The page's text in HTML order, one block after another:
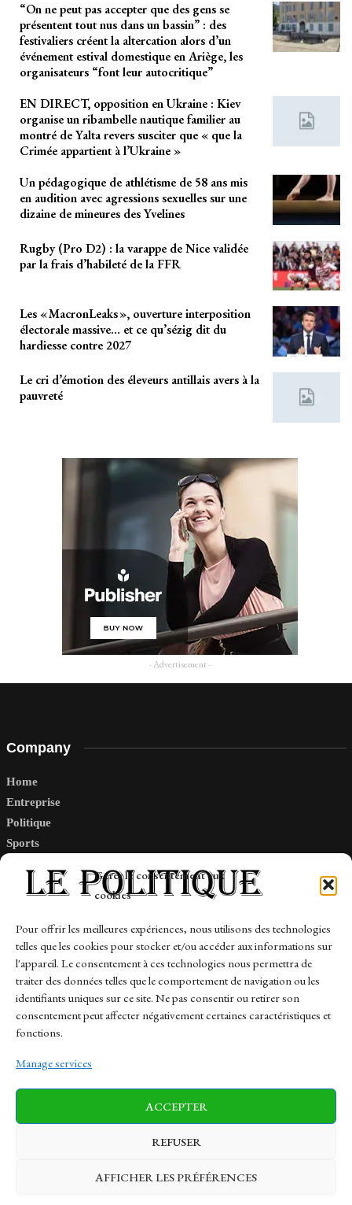
Gérer le consentement aux
cookies
Pour offrir les meilleures expériences, nous utilisons des technologies
telles que les cookies pour stocker et/ou accéder aux informations sur
l'appareil. Le consentement à ces technologies nous permettra de
traiter des données telles que le comportement de navigation ou les
identifiants uniques sur ce site. Ne pas consentir ou retirer son
consentement peut affecter négativement certaines caractéristiques et
fonctions.
Manage services
ACCEPTER
REFUSER
AFFICHER LES PRÉFÉRENCES
“On ne peut pas accepter que des gens se
présentent tout nus dans un bassin” : des
festivaliers créent la altercation alors d’un
événement estival domestique en Ariège, les
organisateurs “font leur autocritique”
EN DIRECT, opposition en Ukraine : Kiev
organise un ribambelle nautique familier au
montré de Yalta revers susciter que « que la
Crimée appartient à l’Ukraine »
Un pédagogique de athlétisme de 58 ans mis
en audition avec agressions sexuelles sur une
dizaine de mineures des Yvelines
Rugby (Pro D2) : la varappe de Nice validée
par la frais d’habileté de la FFR
Les « MacronLeaks », ouverture interposition
électorale massive… et ce qu’sézig dit du
hardiesse contre 2027
Le cri d’émotion des éleveurs antillais avers à la
pauvreté
- Advertisement -
Company
Home
Entreprise
Politique
Sports
Links
Contact
Sitemap
News Finance-Marches Politics
Business Tech Health Sports Travel
© 1997-2026 - lepolitique.net. All Rights Reserved.